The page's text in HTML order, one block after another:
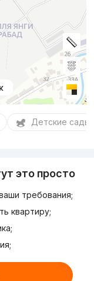
Детские сады
это просто
требования;
квартиру;